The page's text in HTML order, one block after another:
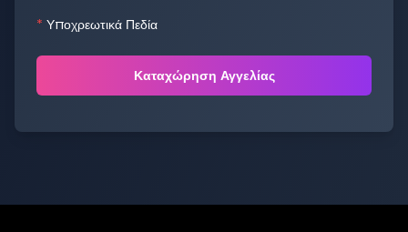
* Υποχρεωτικά Πεδία
Καταχώρηση Αγγελίας